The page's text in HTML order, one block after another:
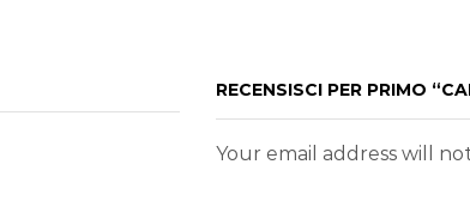
RECENSISCI PER PRIMO
Your email address will